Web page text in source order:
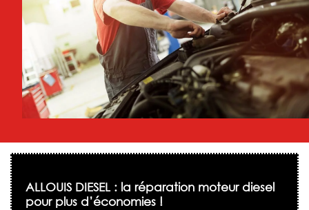
ALLOUIS DIESEL : la réparation moteur diesel
pour plus d’économies !